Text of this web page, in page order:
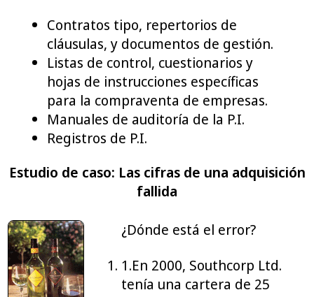
Contratos tipo, repertorios de
cláusulas, y documentos de gestión.
Listas de control, cuestionarios y
hojas de instrucciones específicas
para la compraventa de empresas.
Manuales de auditoría de la P.I.
Registros de P.I.
Estudio de caso: Las cifras de una adquisición
fallida
¿Dónde está el error?
1.En 2000, Southcorp Ltd.
tenía una cartera de 25